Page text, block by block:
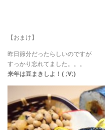
【おまけ】
昨日節分だったらしいのですが
すっかり忘れてました。。。
来年は豆まきしよ！( ;∀;)